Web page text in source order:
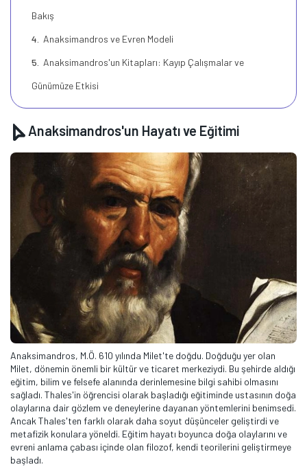
Bakış
Anaksimandros ve Evren Modeli
Anaksimandros'un Kitapları: Kayıp Çalışmalar ve
Günümüze Etkisi
Anaksimandros'un Hayatı ve Eğitimi
Anaksimandros, M.Ö. 610 yılında Milet'te doğdu. Doğduğu yer olan
Milet, dönemin önemli bir kültür ve ticaret merkeziydi. Bu şehirde aldığı
eğitim, bilim ve felsefe alanında derinlemesine bilgi sahibi olmasını
sağladı. Thales'in öğrencisi olarak başladığı eğitiminde ustasının doğa
olaylarına dair gözlem ve deneylerine dayanan yöntemlerini benimsedi.
Ancak Thales'ten farklı olarak daha soyut düşünceler geliştirdi ve
metafizik konulara yöneldi. Eğitim hayatı boyunca doğa olaylarını ve
evreni anlama çabası içinde olan filozof, kendi teorilerini geliştirmeye
başladı.